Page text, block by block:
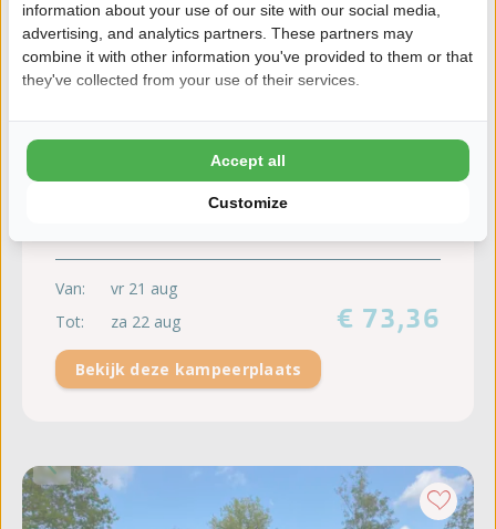
Westhove
Camperplaats Comfort
100 - 120 m2
Van:
vr 21 aug
Tot:
za 22 aug € 73,36
Bekijk deze kampeerplaats
information about your use of our site with our social media,
advertising, and analytics partners. These partners may
combine it with other information you've provided to them or that
they've collected from your use of their services.
Customize
Accept all